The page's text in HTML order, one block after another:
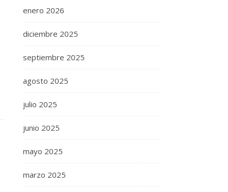
enero 2026
diciembre 2025
septiembre 2025
agosto 2025
julio 2025
junio 2025
mayo 2025
marzo 2025